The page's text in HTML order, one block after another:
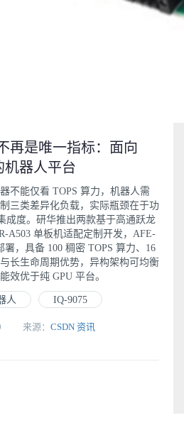
再是唯一指标：面向
机器人平台
不能仅看 TOPS 算力，机器人需
三类差异化负载，实际瓶颈在于功
成度。研华推出两款基于高通跃龙
A503 单板机适配定制开发，AFE-
，具备 100 稠密 TOPS 算力、16
长生命周期优势，异构架构可均衡
效优于纯 GPU 平台。
人 IQ-9075
来源： CSDN 资讯